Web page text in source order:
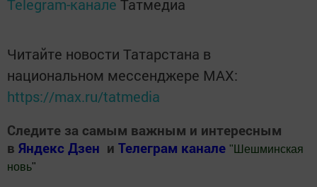
Telegram-канале Татмедиа
Читайте новости Татарстана в
национальном мессенджере MАХ:
https://max.ru/tatmedia
Следите за самым важным и интересным
в Яндекс Дзен и Телеграм канале " Шешминская
новь"